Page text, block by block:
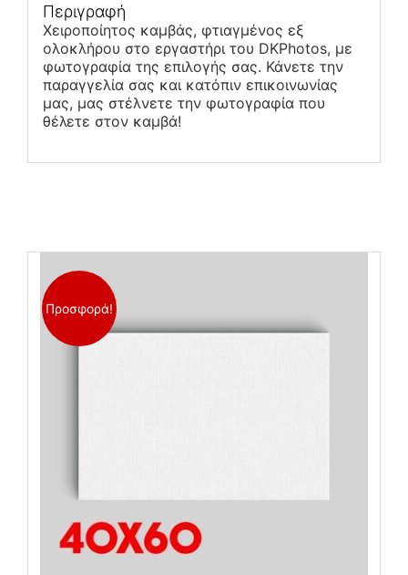
Περιγραφή
Χειροποίητος καμβάς, φτιαγμένος εξ
ολοκλήρου στο εργαστήρι του DKPhotos, με
φωτογραφία της επιλογής σας. Κάνετε την
παραγγελία σας και κατόπιν επικοινωνίας
μας, μας στέλνετε την φωτογραφία που
θέλετε στον καμβά!
Προσφορά!